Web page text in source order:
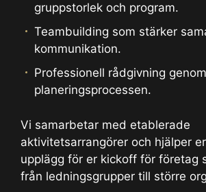
gruppstorlek och program.
Teambuilding som stärker
kommunikation.
Professionell rådgivning
planeringsprocessen.
Vi samarbetar med etablerade
aktivitetsarrangörer och hjälper
upplägg för er kickoff för företag
från ledningsgrupper till större